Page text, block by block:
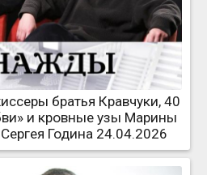
братья Кравчуки, 40
и кровные узы Марины
Година 24.04.2026